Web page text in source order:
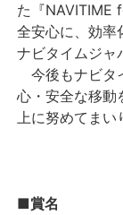
た『NAVITIME
全安心に、効率
ナビタイムジャ
今後もナビタ
心・安全な移動
上に努めてまい
■賞名